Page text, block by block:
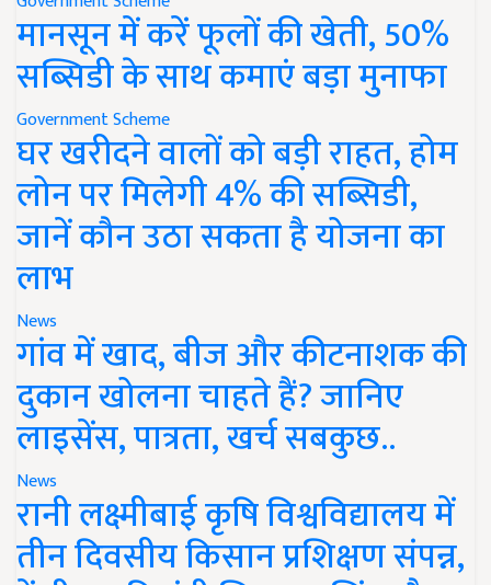
मानसून में करें फूलों की खेती, 50%
सब्सिडी के साथ कमाएं बड़ा मुनाफा
Government Scheme
घर खरीदने वालों को बड़ी राहत, होम
लोन पर मिलेगी 4% की सब्सिडी,
जानें कौन उठा सकता है योजना का
लाभ
News
गांव में खाद, बीज और कीटनाशक की
दुकान खोलना चाहते हैं? जानिए
लाइसेंस, पात्रता, खर्च सबकुछ..
News
रानी लक्ष्मीबाई कृषि विश्वविद्यालय में
तीन दिवसीय किसान प्रशिक्षण संपन्न,